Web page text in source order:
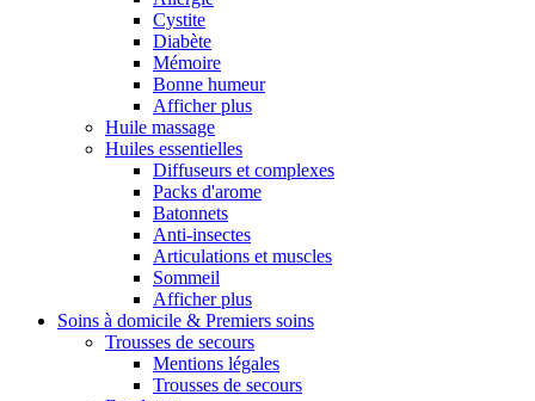
Cystite
Diabète
Mémoire
Bonne humeur
Afficher plus
Huile massage
Huiles essentielles
Diffuseurs et complexes
Packs d'arome
Batonnets
Anti-insectes
Articulations et muscles
Sommeil
Afficher plus
Soins à domicile & Premiers soins
Trousses de secours
Mentions légales
Trousses de secours